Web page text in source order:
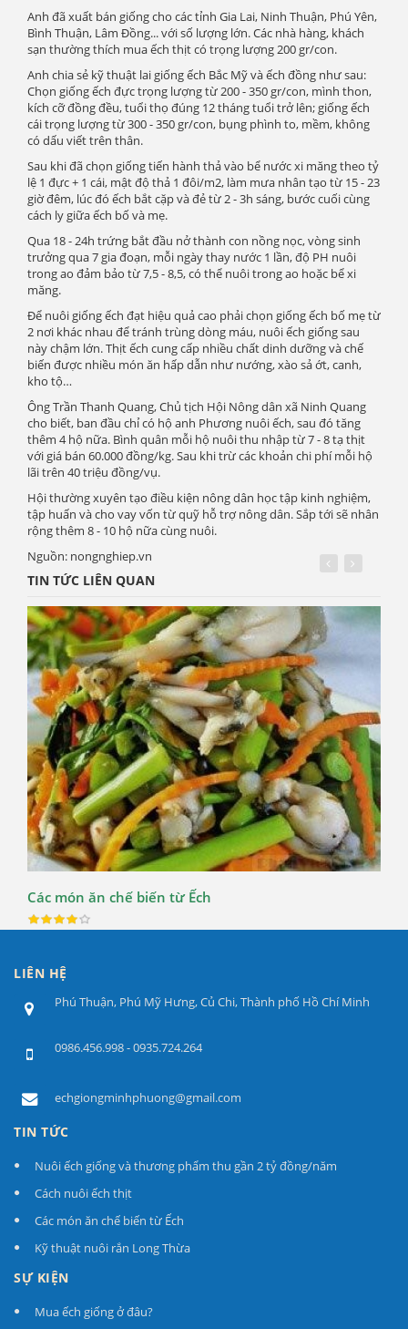
Anh đã xuất bán giống cho các tỉnh Gia Lai, Ninh Thuận, Phú Yên,
Bình Thuận, Lâm Đồng... với số lượng lớn. Các nhà hàng, khách
sạn thường thích mua ếch thịt có trọng lượng 200 gr/con.
Anh chia sẻ kỹ thuật lai giống ếch Bắc Mỹ và ếch đồng như sau:
Chọn giống ếch đực trọng lượng từ 200 - 350 gr/con, mình thon,
kích cỡ đồng đều, tuổi thọ đúng 12 tháng tuổi trở lên; giống ếch
cái trọng lượng từ 300 - 350 gr/con, bụng phình to, mềm, không
có dấu viết trên thân.
Sau khi đã chọn giống tiến hành thả vào bể nước xi măng theo tỷ
lệ 1 đực + 1 cái, mật độ thả 1 đôi/m2, làm mưa nhân tạo từ 15 - 23
giờ đêm, lúc đó ếch bắt cặp và đẻ từ 2 - 3h sáng, bước cuối cùng
cách ly giữa ếch bố và mẹ.
Qua 18 - 24h trứng bắt đầu nở thành con nồng nọc, vòng sinh
trưởng qua 7 gia đoạn, mỗi ngày thay nước 1 lần, độ PH nuôi
trong ao đảm bảo từ 7,5 - 8,5, có thể nuôi trong ao hoặc bể xi
măng.
Để nuôi giống ếch đạt hiệu quả cao phải chọn giống ếch bố mẹ từ
2 nơi khác nhau để tránh trùng dòng máu, nuôi ếch giống sau
này chậm lớn. Thịt ếch cung cấp nhiều chất dinh dưỡng và chế
biến được nhiều món ăn hấp dẫn như nướng, xào sả ớt, canh,
kho tộ…
Ông Trần Thanh Quang, Chủ tịch Hội Nông dân xã Ninh Quang
cho biết, ban đầu chỉ có hộ anh Phương nuôi ếch, sau đó tăng
thêm 4 hộ nữa. Bình quân mỗi hộ nuôi thu nhập từ 7 - 8 tạ thịt
với giá bán 60.000 đồng/kg. Sau khi trừ các khoản chi phí mỗi hộ
lãi trên 40 triệu đồng/vụ.
Hội thường xuyên tạo điều kiện nông dân học tập kinh nghiệm,
tập huấn và cho vay vốn từ quỹ hỗ trợ nông dân. Sắp tới sẽ nhân
rộng thêm 8 - 10 hộ nữa cùng nuôi.
Nguồn: nongnghiep.vn
TIN TỨC LIÊN QUAN
Các món ăn chế biến từ Ếch
LIÊN HỆ
Phú Thuận, Phú Mỹ Hưng, Củ Chi, Thành phố Hồ Chí Minh
0986.456.998 - 0935.724.264
echgiongminhphuong@gmail.com
TIN TỨC
Nuôi ếch giống và thương phẩm thu gần 2 tỷ đồng/năm
Cách nuôi ếch thịt
Các món ăn chế biến từ Ếch
Kỹ thuật nuôi rắn Long Thừa
SỰ KIỆN
Mua ếch giống ở đâu?